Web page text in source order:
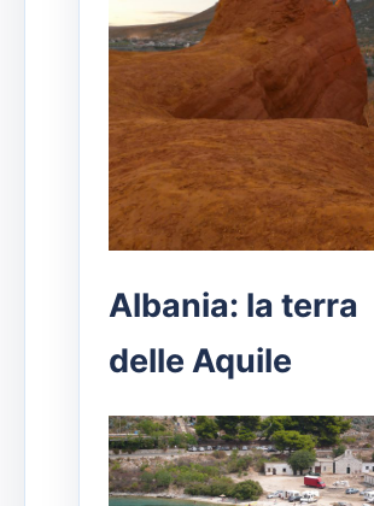
Albania: la terra
delle Aquile